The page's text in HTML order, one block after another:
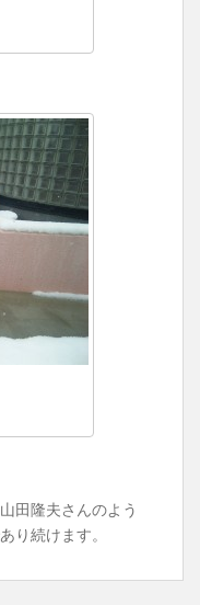
田隆夫さんのよう
り続けます。